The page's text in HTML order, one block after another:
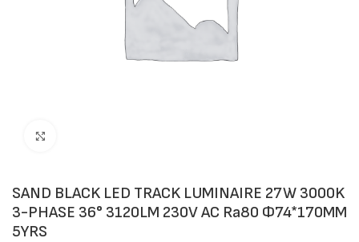
SAND BLACK LED TRACK LUMINAIRE 27W 3000K
3-PHASE 36° 3120LM 230V AC Ra80 Φ74*170MM
5YRS